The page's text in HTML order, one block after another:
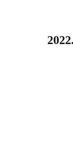
2022.